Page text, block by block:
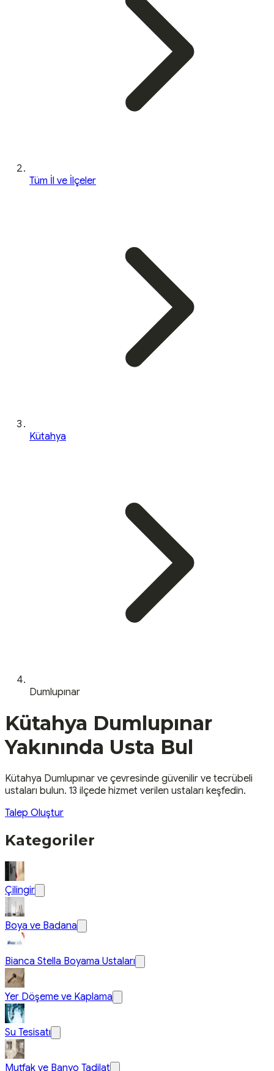
Tüm İl ve İlçeler
Kütahya
Dumlupınar
Kütahya Dumlupınar
Yakınında Usta Bul
Kütahya Dumlupınar ve çevresinde güvenilir ve tecrübeli
ustaları bulun. 13 ilçede hizmet verilen ustaları keşfedin.
Talep Oluştur
Kategoriler
Çilingir
Boya ve Badana
Bianca Stella Boyama Ustaları
Yer Döşeme ve Kaplama
Su Tesisatı
Mutfak ve Banyo Tadilat